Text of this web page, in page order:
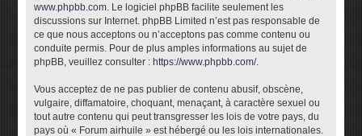
www.phpbb.com. Le logiciel phpBB facilite seulement les
discussions sur Internet. phpBB Limited n’est pas responsable de
ce que nous acceptons ou n’acceptons pas comme contenu ou
conduite permis. Pour de plus amples informations au sujet de
phpBB, veuillez consulter : https://www.phpbb.com/.
Vous acceptez de ne pas publier de contenu abusif, obscène,
vulgaire, diffamatoire, choquant, menaçant, à caractère sexuel ou
tout autre contenu qui peut transgresser les lois de votre pays, du
pays où « Forum airhuile » est hébergé ou les lois internationales.